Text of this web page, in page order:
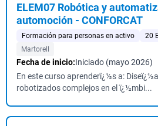
ELEM07 Robótica y
automoción - CONFORCAT
Formación para personas en activo 20
Martorell
Fecha de inicio:Iniciado (mayo 2026)
En este curso aprenderï¿½s a:
robotizados complejos en el ï¿½mbi...